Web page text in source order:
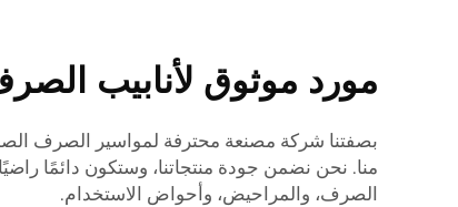
مورد موثوق لأنابيب
بصفتنا شركة مصنعة محترفة لمواسير الصرف
منا. نحن نضمن جودة منتجاتنا، وستكون دائمًا
الصرف، والمراحيض، وأحواض الاستخدام.